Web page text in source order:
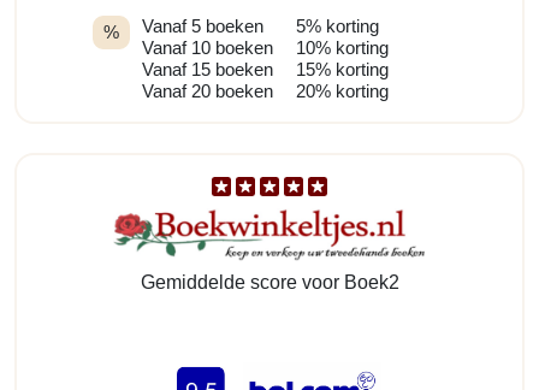
%
Vanaf 5 boeken
Vanaf 10 boeken
Vanaf 15 boeken
Vanaf 20 boeken
5% korting
10% korting
15% korting
20% korting
Gemiddelde score voor Boek2